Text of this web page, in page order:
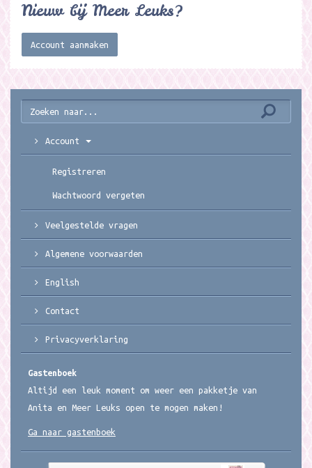
Nieuw bij Meer Leuks?
Account aanmaken
Account
Registreren
Wachtwoord vergeten
Veelgestelde vragen
Algemene voorwaarden
English
Contact
Privacyverklaring
Gastenboek
Altijd een leuk moment om weer een pakketje van
Anita en Meer Leuks open te mogen maken!
Ga naar gastenboek